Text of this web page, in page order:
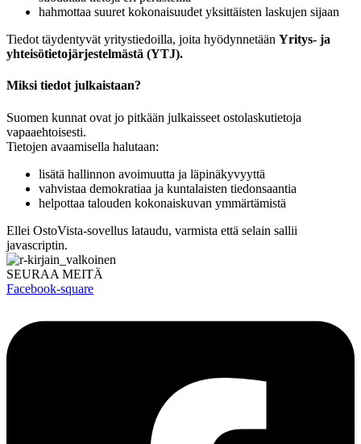
hahmottaa suuret kokonaisuudet yksittäisten laskujen sijaan
Tiedot täydentyvät yritystiedoilla, joita hyödynnetään Yritys- ja
yhteisötietojärjestelmästä (YTJ).
Miksi tiedot julkaistaan?
Suomen kunnat ovat jo pitkään julkaisseet ostolaskutietoja
vapaaehtoisesti.
Tietojen avaamisella halutaan:
lisätä hallinnon avoimuutta ja läpinäkyvyyttä
vahvistaa demokratiaa ja kuntalaisten tiedonsaantia
helpottaa talouden kokonaiskuvan ymmärtämistä
Ellei OstoVista-sovellus lataudu, varmista että selain sallii
javascriptin.
SEURAA MEITÄ
Facebook-square